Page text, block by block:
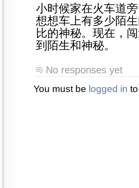
小时候家在火车道
想想车上有多少陌
比的神秘。现在，
到陌生和神秘。
No responses yet
You must be logged in